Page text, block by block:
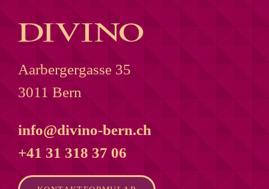
Aarbergergasse 35
3011 Bern
info@divino-bern.ch
+41 31 318 37 06